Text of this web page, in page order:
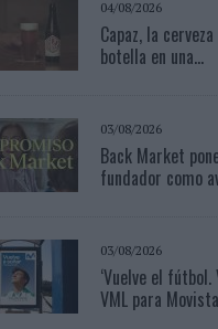
04/08/2026
Capaz, la
botella en una...
03/08/2026
Back Market
fundador como
03/08/2026
‘Vuelve el fútbol.
VML para